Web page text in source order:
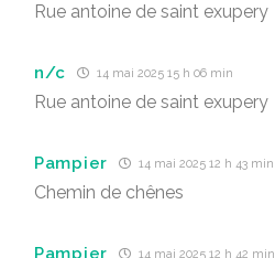
Rue antoine de saint exupery
n/c 14 mai 2025 15 h 06 min
Rue antoine de saint exupery
Pampier 14 mai 2025 12 h 43 min
Chemin de chênes
Pampier 14 mai 2025 12 h 42 min